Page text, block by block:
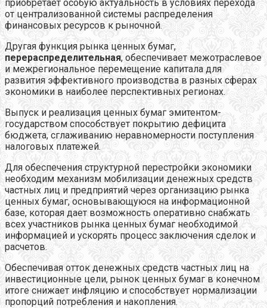
приобретает особую актуальность в условиях перехода
от централизованной системы распределения
финансовых ресурсов к рыночной.
Другая функция рынка ценных бумаг,
перераспределительная, обеспечивает межотраслевое
и межрегиональное перемещение капитала для
развития эффективного производства в разных сферах
экономики в наиболее перспективных регионах.
Выпуск и реализация ценных бумаг эмитентом-
государством способствует покрытию дефицита
бюджета, сглаживанию неравномерности поступления
налоговых платежей.
Для обеспечения структурной перестройки экономики
необходим механизм мобилизации денежных средств
частных лиц и предприятий через организацию рынка
ценных бумаг, основывающуюся на информационной
базе, которая дает возможность оперативно снабжать
всех участников рынка ценных бумаг необходимой
информацией и ускорять процесс заключения сделок и
расчетов.
Обеспечивая отток денежных средств частных лиц на
инвестиционные цели, рынок ценных бумаг в конечном
итоге снижает инфляцию и способствует нормализации
пропорций потребления и накопления.